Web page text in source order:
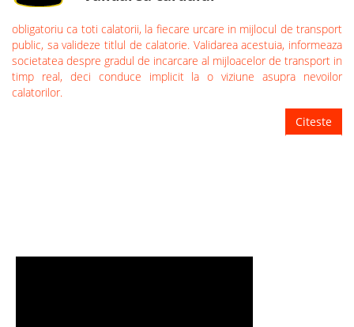
obligatoriu ca toti calatorii, la fiecare urcare in mijlocul de transport
public, sa valideze titlul de calatorie. Validarea acestuia, informeaza
societatea despre gradul de incarcare al mijloacelor de transport in
timp real, deci conduce implicit la o viziune asupra nevoilor
calatorilor.
Citeste